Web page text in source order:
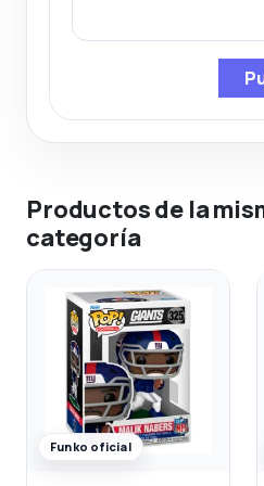
Productos de la
categoría
Funko oficial